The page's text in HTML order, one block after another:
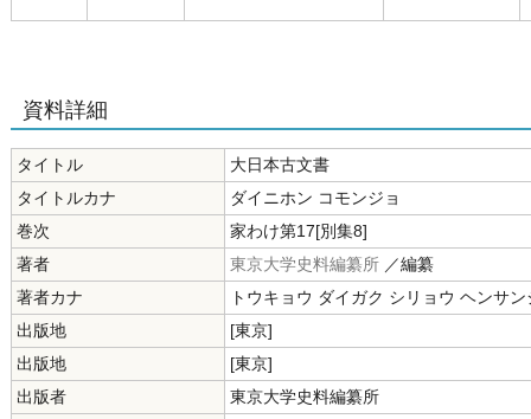
資料詳細
タイトル
大日本古文書
タイトルカナ
ダイニホン コモンジョ
巻次
家わけ第17[別集8]
著者
東京大学史料編纂所 ／編纂
著者カナ
トウキョウ ダイガク シリョウ ヘンサン
出版地
[東京]
出版地
[東京]
出版者
東京大学史料編纂所